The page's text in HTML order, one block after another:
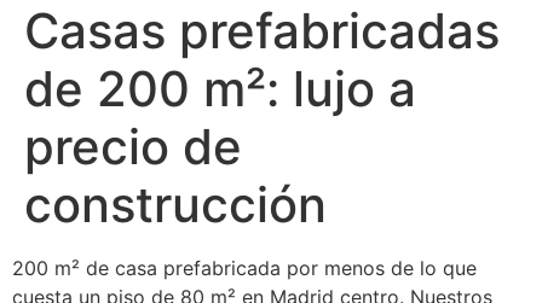
Casas prefabricadas
de 200 m²: lujo a
precio de
construcción
200 m² de casa prefabricada por menos de lo que
cuesta un piso de 80 m² en Madrid centro. Nuestros